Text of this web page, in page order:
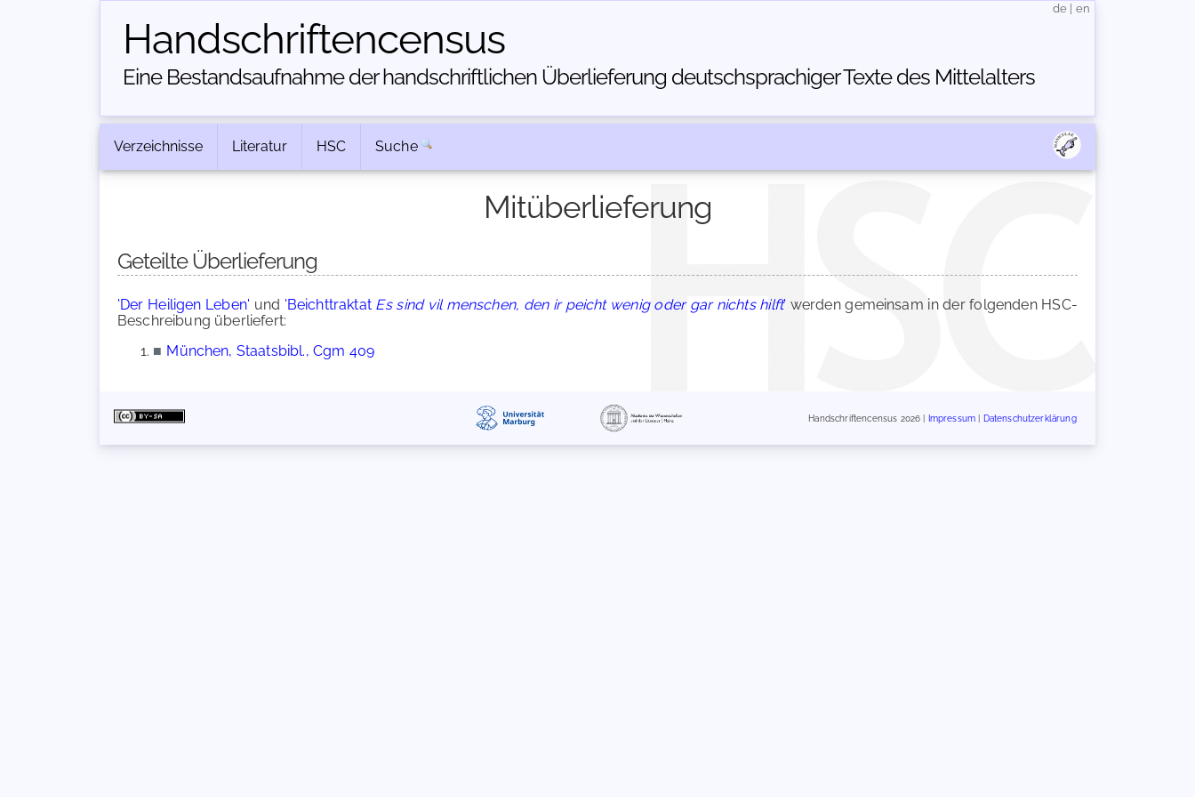
Handschriften­census
Eine Bestandsaufnahme der handschriftlichen Über­lieferung deutschsprachiger Texte des Mittelalters
de en
Verzeichnisse Literatur HSC Suche
Mitüberlieferung
Geteilte Überlieferung
'Der Heiligen Leben' und 'Beichttraktat Es sind vil menschen, den ir peicht wenig oder gar nichts hilft' werden gemeinsam in der folgenden HSC-
Beschreibung überliefert:
■ München, Staatsbibl., Cgm 409
Handschriftencensus 2026 | Impressum Datenschutzerklärung